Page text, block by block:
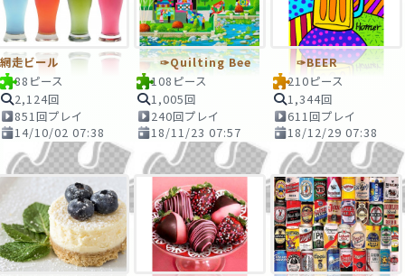
網走ビール
88ピース
2,124回
851回プレイ
14/10/02 07:38
✑Quilting Bee
108ピース
1,005回
240回プレイ
18/11/23 07:57
✑BEER
210ピース
1,344回
611回プレイ
18/12/29 07:38